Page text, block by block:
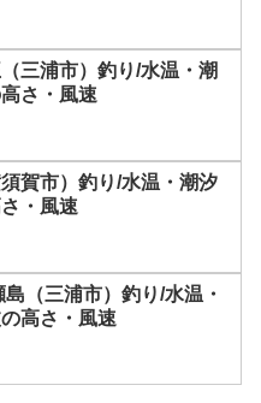
三浦市）釣り/水温・潮
さ・風速
賀市）釣り/水温・潮汐
・風速
（三浦市）釣り/水温・
高さ・風速